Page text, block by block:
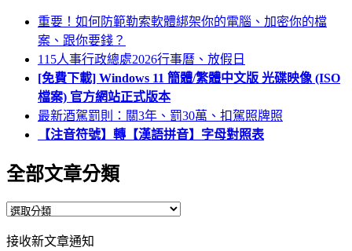
重要！如何防範勒索軟體綁架你的電腦、加密你的檔
案、跟你要錢？
115人事行政總處2026行事曆、放假日
[免費下載] Windows 11 簡體/繁體中文版 光碟映像 (ISO
檔案) 官方網站正式版本
最新酒駕罰則：關3年、罰30萬、扣駕照牌照
【注音符號】轉【漢語拼音】字母對照表
全部文章分類
全
接收新文章通知